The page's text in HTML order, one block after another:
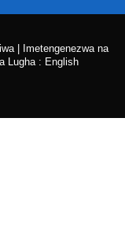
| Imetengenezwa na
Lugha : English